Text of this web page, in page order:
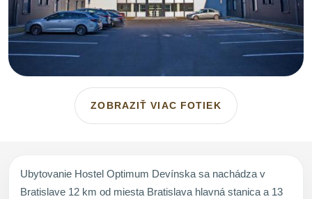
ZOBRAZIŤ VIAC FOTIEK
Ubytovanie Hostel Optimum Devínska sa nachádza v
Bratislave 12 km od miesta Bratislava hlavná stanica a 13